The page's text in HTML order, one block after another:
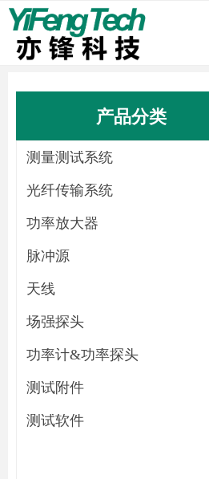
测量测试系统
光纤传输系统
功率放大器
脉冲源
天线
场强探头
功率计&功率探头
测试附件
测试软件
产品分类